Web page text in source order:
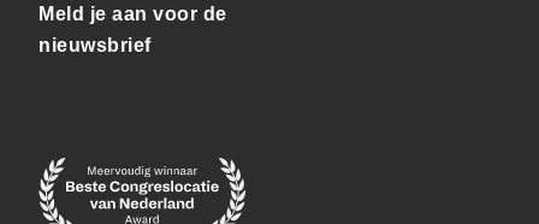
Meld je aan voor de
nieuwsbrief